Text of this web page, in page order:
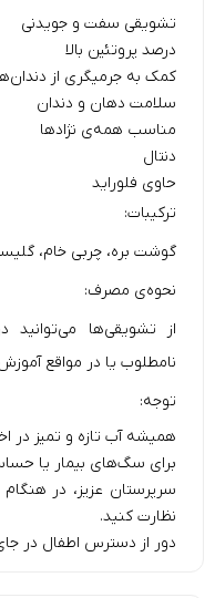
تشویقی سفت و جویدنی
درصد پروتئین بالا
کمک به جرمیگری از
سلامت دهان و دندان
مناسب ‌همه‌ی نژادها
دنتال
حاوی فلوراید
ترکیبات:
گوشت بره، چربی خام،
نحوه‌ی مصرف:
از تشویقی‌ها
نامطلوب یا در مواقع
توجه:
همیشه آب تازه و تمیز در
برای سگ‌های بیمار یا
سرپرستان عزیز، در
نظارت کنید.
دور از دسترس اطفال در